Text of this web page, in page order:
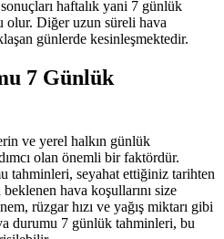
haftalık yani 7 günlük
olur. Diğer uzun süreli hava
günlerde kesinleşmektedir.
7 Günlük
ve yerel halkın günlük
olan önemli bir faktördür.
tahminleri, seyahat ettiğiniz tarihten
hava koşullarını size
rüzgar hızı ve yağış miktarı gibi
durumu 7 günlük tahminleri, bu